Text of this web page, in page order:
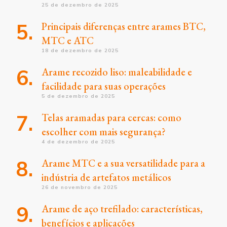
25 de dezembro de 2025
Principais diferenças entre arames BTC,
MTC e ATC
18 de dezembro de 2025
Arame recozido liso: maleabilidade e
facilidade para suas operações
5 de dezembro de 2025
Telas aramadas para cercas: como
escolher com mais segurança?
4 de dezembro de 2025
Arame MTC e a sua versatilidade para a
indústria de artefatos metálicos
26 de novembro de 2025
Arame de aço trefilado: características,
benefícios e aplicações